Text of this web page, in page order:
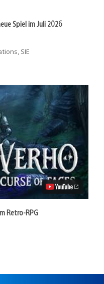
Spiel im Juli 2026
SIE
Retro-RPG